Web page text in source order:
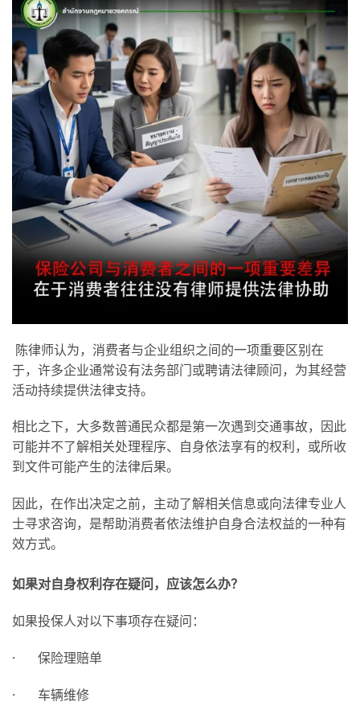
陈律师认为，消费者与企业组织之间的一项重要区别在
于，许多企业通常设有法务部门或聘请法律顾问，为其经营
活动持续提供法律支持。
相比之下，大多数普通民众都是第一次遇到交通事故，因此
可能并不了解相关处理程序、自身依法享有的权利，或所收
到文件可能产生的法律后果。
因此，在作出决定之前，主动了解相关信息或向法律专业人
士寻求咨询，是帮助消费者依法维护自身合法权益的一种有
效方式。
如果对自身权利存在疑问，应该怎么办？
如果投保人对以下事项存在疑问：
· 保险理赔单
· 车辆维修